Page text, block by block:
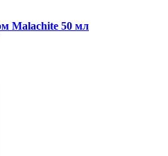
Malachite 50 мл